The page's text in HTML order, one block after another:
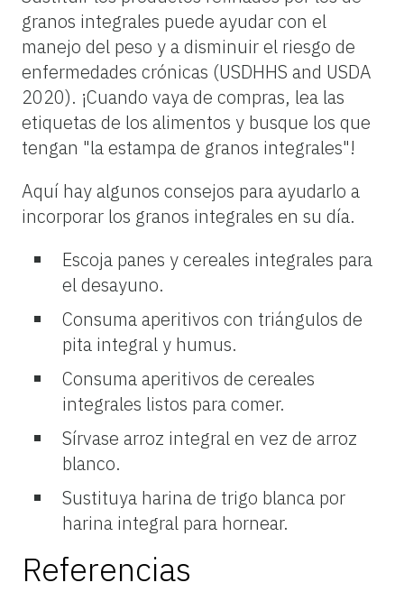
granos integrales puede ayudar con el
manejo del peso y a disminuir el riesgo de
enfermedades crónicas (USDHHS and USDA
2020). ¡Cuando vaya de compras, lea las
etiquetas de los alimentos y busque los que
tengan "la estampa de granos integrales"!
Aquí hay algunos consejos para ayudarlo a
incorporar los granos integrales en su día.
Escoja panes y cereales integrales para
el desayuno.
Consuma aperitivos con triángulos de
pita integral y humus.
Consuma aperitivos de cereales
integrales listos para comer.
Sírvase arroz integral en vez de arroz
blanco.
Sustituya harina de trigo blanca por
harina integral para hornear.
Referencias